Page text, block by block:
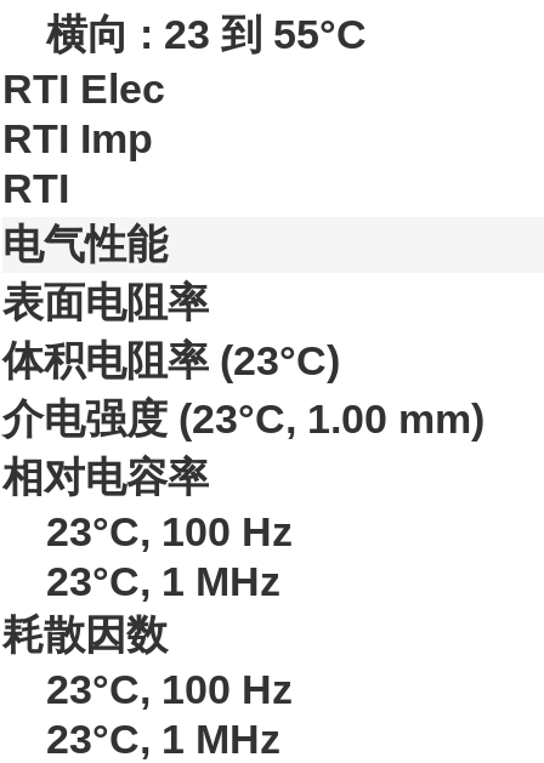
横向 : 23 到 55°C
RTI Elec
RTI Imp
RTI
电气性能
表面电阻率
体积电阻率 (23°C)
介电强度 (23°C, 1.00 mm)
相对电容率
23°C, 100 Hz
23°C, 1 MHz
耗散因数
23°C, 100 Hz
23°C, 1 MHz